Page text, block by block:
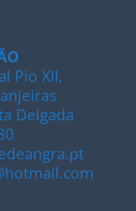
Pio XII,
Delgada